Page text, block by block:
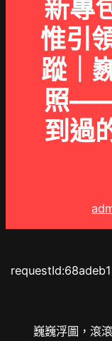
新專
惟引
蹤｜
照——
到過
巍巍浮圖，滾